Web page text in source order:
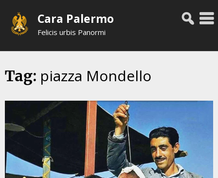
content
Cara Palermo
Felicis urbis Panormi
Tag: piazza Mondello